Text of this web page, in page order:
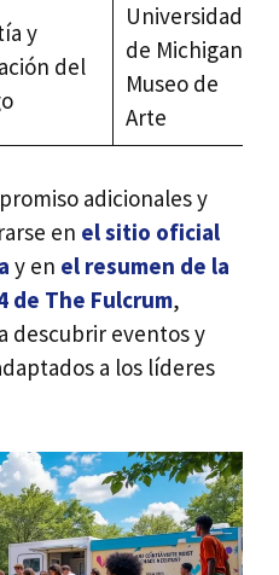
y
del
Universidad
de Michigan
Museo de
Arte
adicionales y
en el sitio oficial
y en el resumen de la
de The Fulcrum,
descubrir eventos y
a los líderes